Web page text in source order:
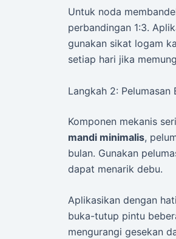
Untuk noda
perbandingan 1:3.
gunakan sikat logam
setiap hari jika
Langkah 2: Pelumasan
Komponen mekanis
mandi minimalis,
bulan. Gunakan
dapat menarik debu.
Aplikasikan dengan
buka-tutup pintu
mengurangi gesekan